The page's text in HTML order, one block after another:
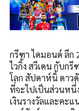
กรีฑา ไดมอนด์ ลีก
ไวกิ้ง สวีเดน กับก
โลก สัปดาห์นิ้ ดาว
ที่จะไปเป็นส่วนห
เงินรางวัลและคะ